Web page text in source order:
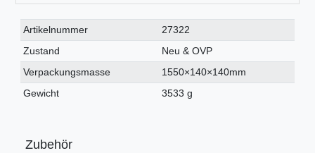
Technisches
Merkmal
Wert
Artikelnummer
27322
Zustand
Neu & OVP
Verpackungsmasse
1550×140×140mm
Gewicht
3533 g
Zubehör